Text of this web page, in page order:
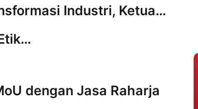
Industri, Ketua…
dengan Jasa Raharja